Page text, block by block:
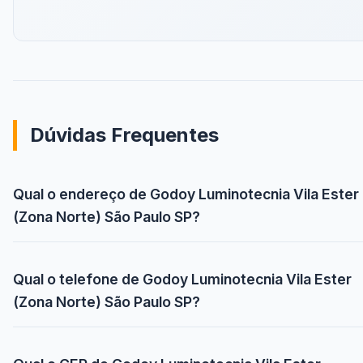
Dúvidas Frequentes
Qual o endereço de Godoy Luminotecnia Vila Ester
(Zona Norte) São Paulo SP?
Qual o telefone de Godoy Luminotecnia Vila Ester
(Zona Norte) São Paulo SP?